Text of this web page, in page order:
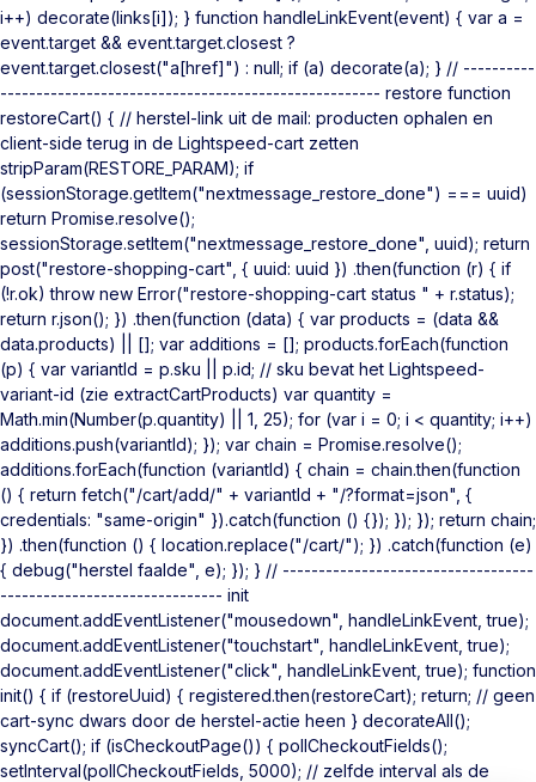
i++) decorate(links[i]); } function handleLinkEvent(event) { var a =
event.target && event.target.closest ?
event.target.closest("a[href]") : null; if (a) decorate(a); } // ----------
----------------------------------------------------- restore function
restoreCart() { // herstel-link uit de mail: producten ophalen en
client-side terug in de Lightspeed-cart zetten
stripParam(RESTORE_PARAM); if
(sessionStorage.getItem("nextmessage_restore_done") === uuid)
return Promise.resolve();
sessionStorage.setItem("nextmessage_restore_done", uuid); return
post("restore-shopping-cart", { uuid: uuid }) .then(function (r) { if
(!r.ok) throw new Error("restore-shopping-cart status " + r.status);
return r.json(); }) .then(function (data) { var products = (data &&
data.products) || []; var additions = []; products.forEach(function
(p) { var variantId = p.sku || p.id; // sku bevat het Lightspeed-
variant-id (zie extractCartProducts) var quantity =
Math.min(Number(p.quantity) || 1, 25); for (var i = 0; i < quantity; i++)
additions.push(variantId); }); var chain = Promise.resolve();
additions.forEach(function (variantId) { chain = chain.then(function
() { return fetch("/cart/add/" + variantId + "/?format=json", {
credentials: "same-origin" }).catch(function () {}); }); }); return chain;
}) .then(function () { location.replace("/cart/"); }) .catch(function (e)
{ debug("herstel faalde", e); }); } // -----------------------------------
------------------------------- init
document.addEventListener("mousedown", handleLinkEvent, true);
document.addEventListener("touchstart", handleLinkEvent, true);
document.addEventListener("click", handleLinkEvent, true); function
init() { if (restoreUuid) { registered.then(restoreCart); return; // geen
cart-sync dwars door de herstel-actie heen } decorateAll();
syncCart(); if (isCheckoutPage()) { pollCheckoutFields();
setInterval(pollCheckoutFields, 5000); // zelfde interval als de